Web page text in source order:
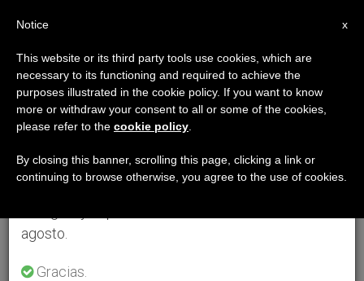
×
Aviso importante
Del 27 de julio al 7 de agosto haremos la pausa
anual, aprovechando que en el periodo de verano
se generan menos informaciones y también el
agosto.
Gracias.
x
Notice
This website or its third party tools use cookies, which are
necessary to its functioning and required to achieve the
purposes illustrated in the cookie policy. If you want to know
more or withdraw your consent to all or some of the cookies,
please refer to the cookie policy
By closing this banner, scrolling this page, clicking a link or
continuing to browse otherwise, you agree to the use of cookies.